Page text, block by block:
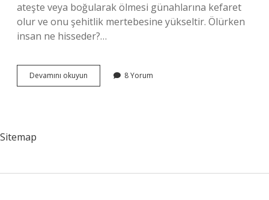
ateşte veya boğularak ölmesi günahlarına kefaret
olur ve onu şehitlik mertebesine yükseltir. Ölürken
insan ne hisseder?…
Devamını okuyun Yanarak
Ölünce
8 Yorum
Sitemap